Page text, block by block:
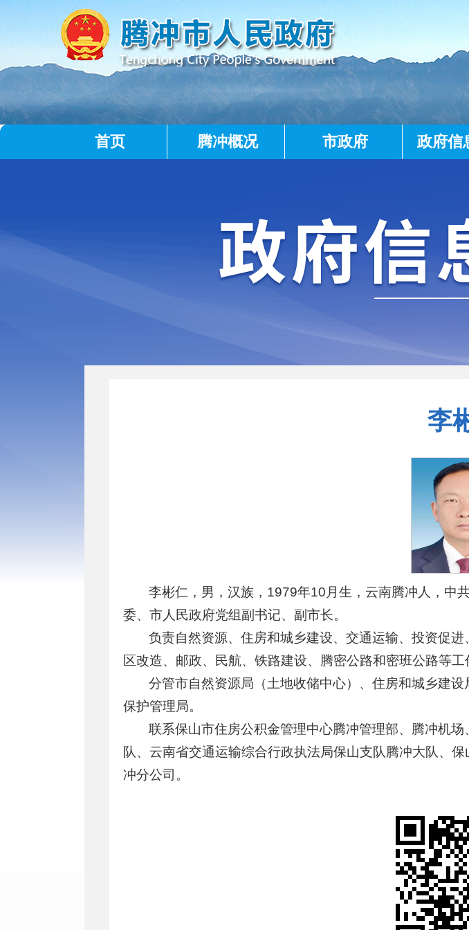
首页 腾冲概况 市政府 政府信
李
李彬仁，男，汉族，1979年10月生，云南腾冲人，中
委、市人民政府党组副书记、副市长。
负责自然资源、住房和城乡建设、交通运输、投资促
区改造、邮政、民航、铁路建设、腾密公路和密班公路等工
分管市自然资源局（土地收储中心）、住房和城乡建
保护管理局。
联系保山市住房公积金管理中心腾冲管理部、腾冲机
队、云南省交通运输综合行政执法局保山支队腾冲大队、
冲分公司。